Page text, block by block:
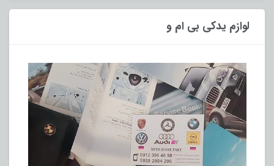
لوازم یدکی بی ام و